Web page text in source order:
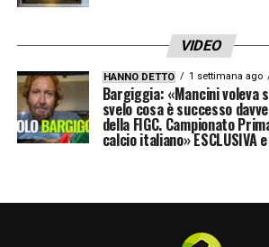
VIDEO
HANNO DETTO 1 settimana ago
Bargiggia: «Mancini voleva
svelo cosa è successo
della FIGC. Campionato
calcio italiano» ESCLUSIVA e